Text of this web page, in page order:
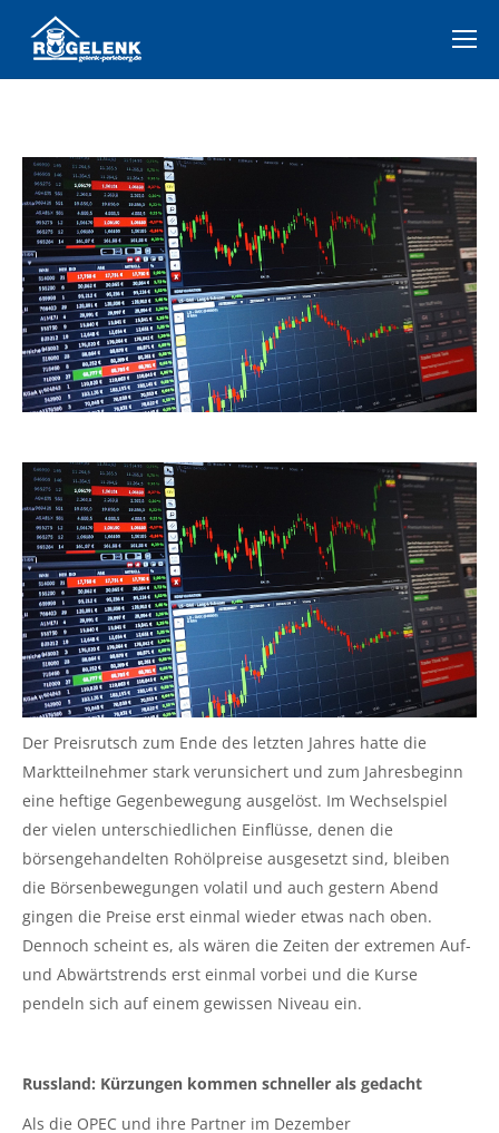
Der Preisrutsch zum Ende des letzten Jahres hatte die
Marktteilnehmer stark verunsichert und zum Jahresbeginn
eine heftige Gegenbewegung ausgelöst. Im Wechselspiel
der vielen unterschiedlichen Einflüsse, denen die
börsengehandelten Rohölpreise ausgesetzt sind, bleiben
die Börsenbewegungen volatil und auch gestern Abend
gingen die Preise erst einmal wieder etwas nach oben.
Dennoch scheint es, als wären die Zeiten der extremen Auf-
und Abwärtstrends erst einmal vorbei und die Kurse
pendeln sich auf einem gewissen Niveau ein.
Russland: Kürzungen kommen schneller als gedacht
Als die OPEC und ihre Partner im Dezember